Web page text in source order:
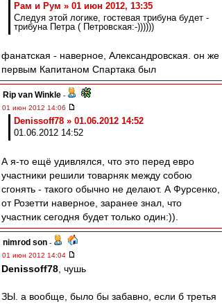
Рам и Рум » 01 июн 2012, 13:35
Следуя этой логике, гостевая трибуна будет -
трибуна Петра ( Петровская:-))))))
фанатская - наверное, Александровская. он же
первым Капитаном Спартака был
Rip van Winkle -
01 июн 2012 14:06
Denissoff78 » 01.06.2012 14:52
01.06.2012 14:52
А я-то ещё удивлялся, что это перед евро
участники решили товарняк между собою
сгонять - такого обычно не делают. А Фурсенко,
от Розетти наверное, заранее знал, что
участник сегодня будет только один:)).
nimrod son -
01 июн 2012 14:04
Denissoff78 , чушь
ЗЫ. а вообще, было бы забавно, если б третья